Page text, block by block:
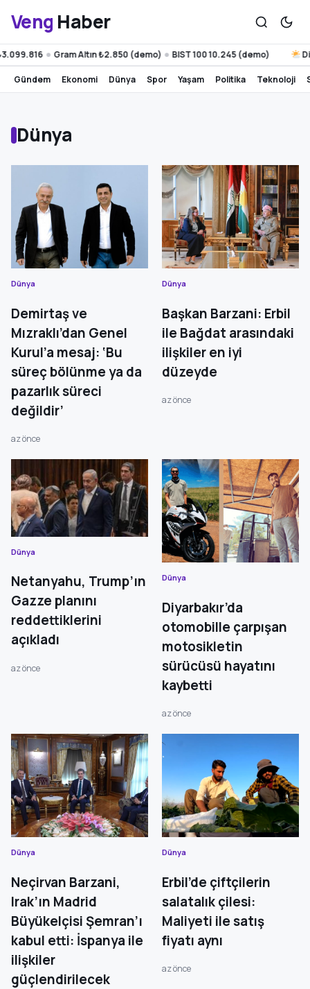
Veng Haber
● Gram Altın ₺2.850 (demo) ● BIST 100 10.245 (demo)
gündem ekonomi dünya spor yaşam politika teknoloji
Dünya
Dünya
Demirtaş ve
Mızraklı’dan Genel
Kurul’a mesaj: ‘Bu
süreç bölünme ya da
pazarlık süreci
değildir’
az önce
Dünya
Başkan Barzani: Erbil
ile Bağdat arasındaki
ilişkiler en iyi
düzeyde
az önce
Dünya
Netanyahu, Trump’ın
Gazze planını
reddettiklerini
açıkladı
az önce
Dünya
Diyarbakır’da
otomobille çarpışan
motosikletin
sürücüsü hayatını
kaybetti
az önce
Dünya
Neçirvan Barzani,
Irak’ın Madrid
Büyükelçisi Şemran’ı
kabul etti: İspanya ile
ilişkiler
güçlendirilecek
Dünya
Erbil’de çiftçilerin
salatalık çilesi:
Maliyeti ile satış
fiyatı aynı
az önce